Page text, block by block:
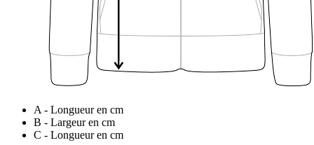
A - Longueur en cm
B - Largeur en cm
C - Longueur en cm